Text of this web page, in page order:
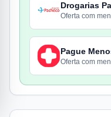
Drogarias
Oferta com
Pague
Oferta com